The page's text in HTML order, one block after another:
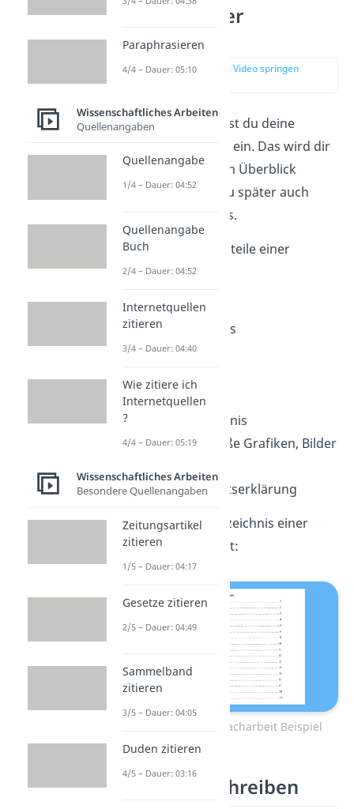
Gliederung der
Facharbeit
zur Stelle im Video springen
In diesem Schritt teilst du deine
ein. Das wird dir
beim Schreiben einen Überblick
geben. So vergisst du später auch
keine wichtigen Infos.
Das sind die Bestandteile einer
Facharbeit:
Deckblatt
Inhaltsverzeichnis
Einleitung
Fazit
Literaturverzeichnis
Anhang (für große Grafiken, Bilder
Selbstständigkeitserklärung
So ist das Inhaltsverzeichnis einer
Facharbeit aufgebaut:
Inhaltsverzeichnis Facharbeit Beispiel
Facharbeit schreiben
Paraphrasieren
4/4 – Dauer: 05:10
Wissenschaftliches Arbeiten
Quellenangaben
Quellenangabe
1/4 – Dauer: 04:52
Quellenangabe
Buch
2/4 – Dauer: 04:52
Internetquellen
zitieren
3/4 – Dauer: 04:40
Wie zitiere ich
Internetquellen
?
4/4 – Dauer: 05:19
Wissenschaftliches Arbeiten
Besondere Quellenangaben
Zeitungsartikel
zitieren
1/5 – Dauer: 04:17
Gesetze zitieren
2/5 – Dauer: 04:49
Sammelband
zitieren
3/5 – Dauer: 04:05
Duden zitieren
4/5 – Dauer: 03:16